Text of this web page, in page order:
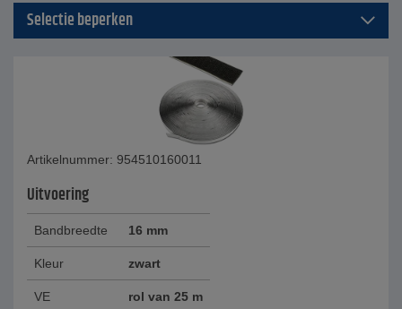
Selectie beperken
Artikelnummer: 954510160011
Uitvoering
Bandbreedte 16 mm
Kleur zwart
VE rol van 25 m